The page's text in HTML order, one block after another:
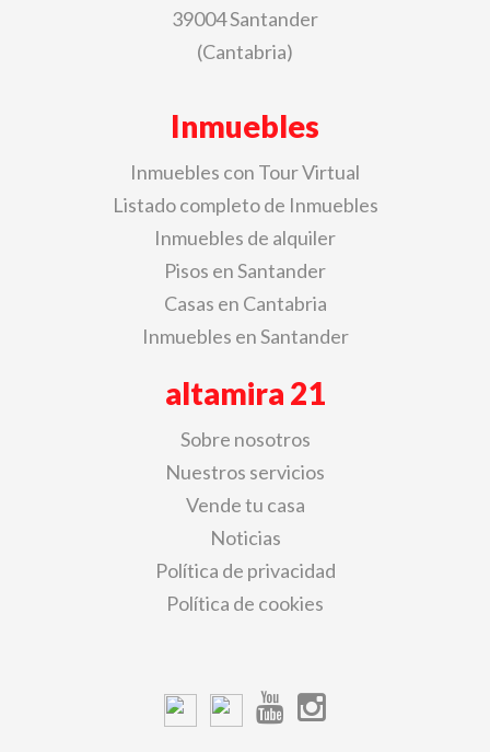
39004 Santander
(Cantabria)
Inmuebles
Inmuebles con Tour Virtual
Listado completo de Inmuebles
Inmuebles de alquiler
Pisos en Santander
Casas en Cantabria
Inmuebles en Santander
altamira 21
Sobre nosotros
Nuestros servicios
Vende tu casa
Noticias
Política de privacidad
Política de cookies